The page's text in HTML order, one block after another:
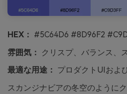
HEX： #5C64D6 #8D96F2
雰囲気：
クリスプ、バランス、
最適な用途： プロダクトUIおよ
スカンジナビアの冬空のように